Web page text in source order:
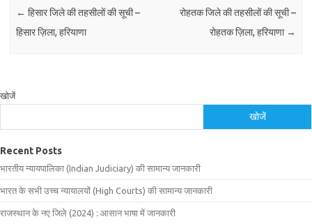
← हिसार जिले की तहसीलों की सूची –
हिसार ज़िला, हरियाणा
रोहतक जिले की तहसीलों की सूची –
रोहतक ज़िला, हरियाणा →
खोजें
खोजें
Recent Posts
भारतीय न्यायपालिका (Indian Judiciary) की सामान्य जानकारी
भारत के सभी उच्च न्यायालयों (High Courts) की सामान्य जानकारी
राजस्थान के नए जिले (2024) : आसान भाषा में जानकारी